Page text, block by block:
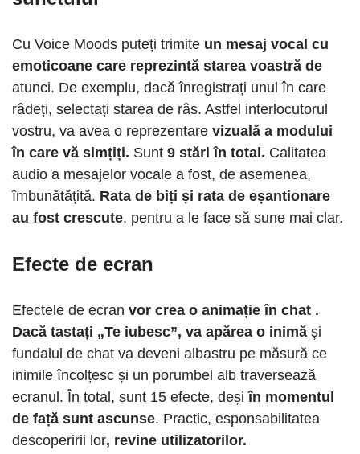
Cu Voice Moods puteți trimite un mesaj vocal cu
emoticoane care reprezintă starea voastră de
atunci. De exemplu, dacă înregistrați unul în care
râdeți, selectați starea de râs. Astfel interlocutorul
vostru, va avea o reprezentare vizuală a modului
în care vă simțiți. Sunt 9 stări în total. Calitatea
audio a mesajelor vocale a fost, de asemenea,
îmbunătățită. Rata de biți și rata de eșantionare
au fost crescute, pentru a le face să sune mai clar.
Efecte de ecran
Efectele de ecran vor crea o animație în chat .
Dacă tastați „Te iubesc”, va apărea o inimă și
fundalul de chat va deveni albastru pe măsură ce
inimile încolțesc și un porumbel alb traversează
ecranul. În total, sunt 15 efecte, deșiîn momentul
de față sunt ascunse. Practic, esponsabilitatea
descoperirii lor, revine utilizatorilor.